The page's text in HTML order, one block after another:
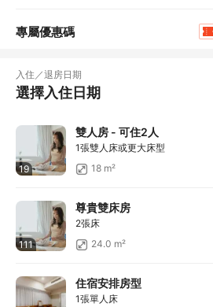
專屬優惠碼
入住／退房日期
選擇入住日期
19
雙人房 - 可住2人
1張雙人床或更大床型
18 m²
111
尊貴雙床房
2張床
24.0 m²
住宿安排房型
1張單人床